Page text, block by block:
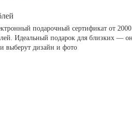
подарочный сертификат от 2000
Идеальный подарок для близких —
выберут дизайн и фото